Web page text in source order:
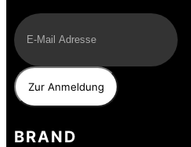
BRAND